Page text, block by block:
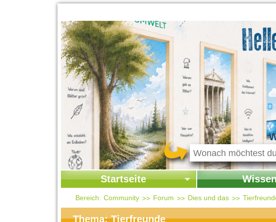
Startseite
Startseite
Kontakt
Startseite Wissen
Bereich: Community Forum Dies und das
Thema: Tierfreunde